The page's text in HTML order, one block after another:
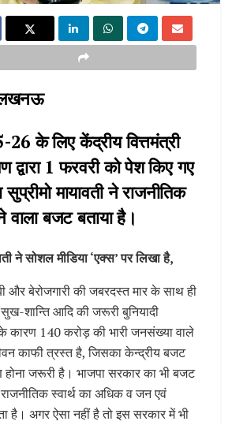
लखनऊ
26 के लिए केंद्रीय वित्तमंत्री
द्वारा 1 फरवरी को पेश किए गए
मायावती ने राजनीतिक
वाला बजट बताया है।
ने सोशल मीडिया ‘एक्स’ पर लिखा है,
और बेरोजगारी की जबरदस्त मार के साथ ही
शान्ति आदि की जरूरी बुनियादी
कारण 140 करोड़ की भारी जनसंख्या वाले
काफी त्रस्त है, जिसका केन्द्रीय बजट
होना जरूरी है। भाजपा सरकार का भी बजट
स्वार्थ का अधिक व जन एवं
है। अगर ऐसा नहीं है तो इस सरकार में भी